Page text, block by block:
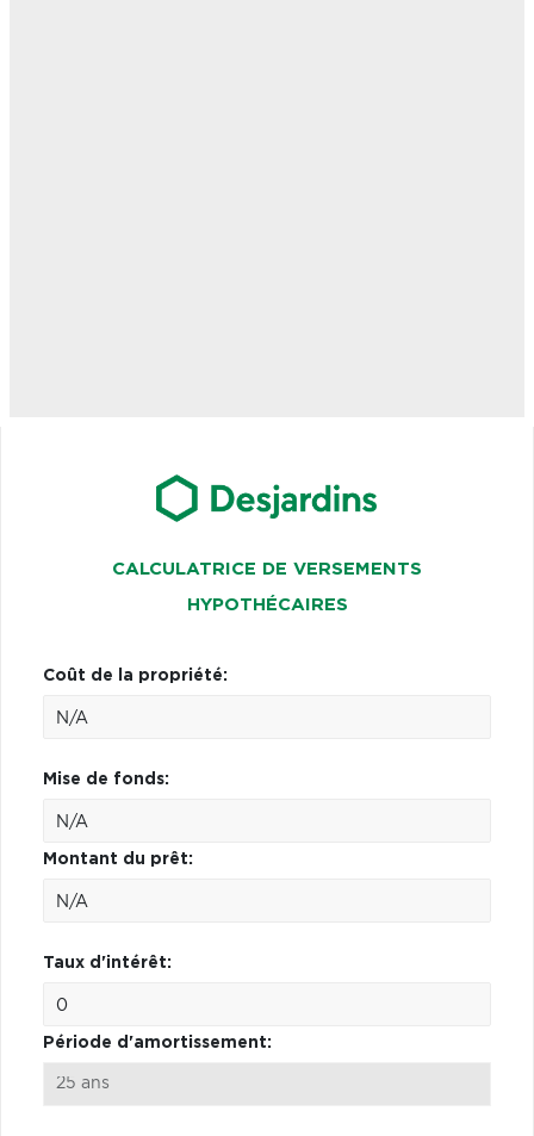
CALCULATRICE DE VERSEMENTS
HYPOTHÉCAIRES
Coût de la propriété:
Mise de fonds:
Montant du prêt:
Taux d'intérêt:
Période d'amortissement: